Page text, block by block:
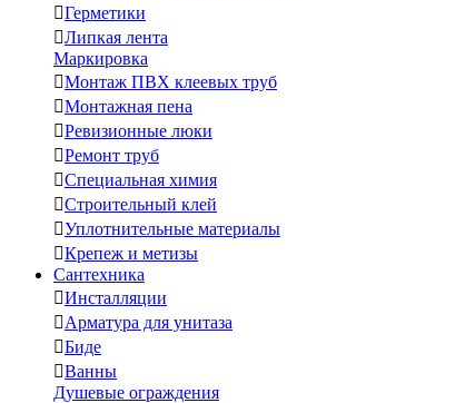
Герметики
Липкая лента
Маркировка
Монтаж ПВХ клеевых труб
Монтажная пена
Ревизионные люки
Ремонт труб
Специальная химия
Строительный клей
Уплотнительные материалы
Крепеж и метизы
Сантехника
Инсталляции
Арматура для унитаза
Биде
Ванны
Душевые ограждения